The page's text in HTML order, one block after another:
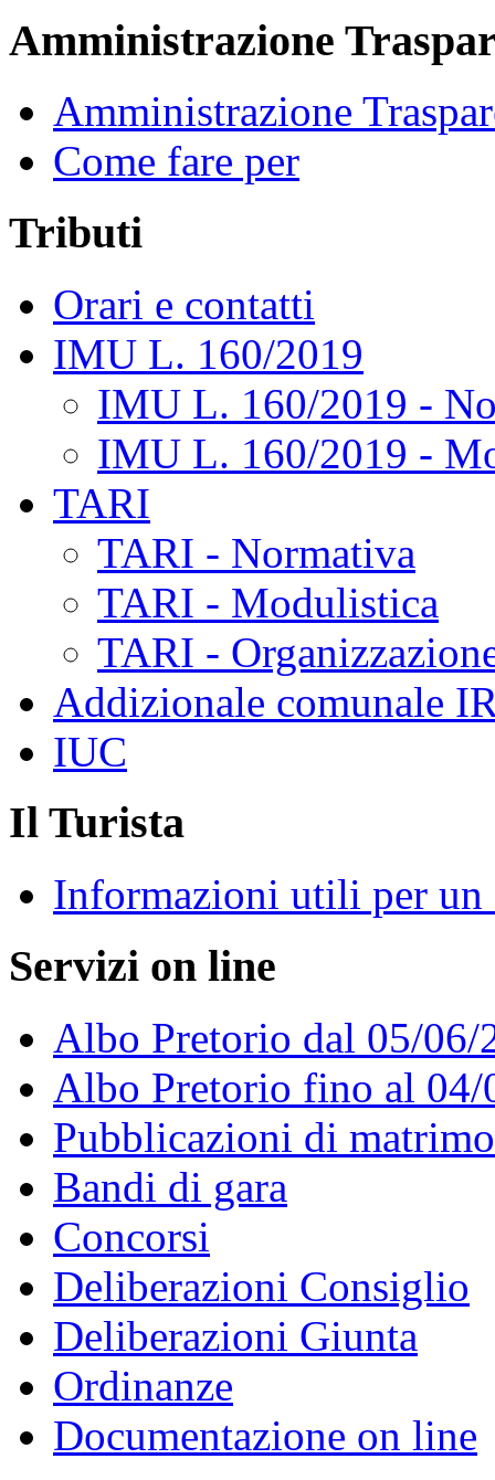
Amministrazione
Amministrazione
Come fare per
Tributi
Orari e contatti
IMU L. 160/2019
IMU L. 160/2019 -
IMU L. 160/2019 -
TARI
TARI - Normativa
TARI - Modulistica
TARI -
Addizionale comunale
IUC
Il Turista
Informazioni utili per un
Servizi on line
Albo Pretorio dal 05/06/
Albo Pretorio fino al 04/
Pubblicazioni di
Bandi di gara
Concorsi
Deliberazioni Consiglio
Deliberazioni Giunta
Ordinanze
Documentazione on line